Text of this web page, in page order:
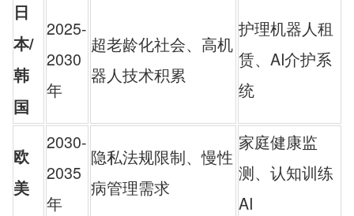
日
本/
韩
国
2025-
2030
年
超老龄化社会、高机
器人技术积累
护理机器人租
赁、AI介护系
统
欧
美
2030-
2035
年
隐私法规限制、慢性
病管理需求
家庭健康监
测、认知训练
AI